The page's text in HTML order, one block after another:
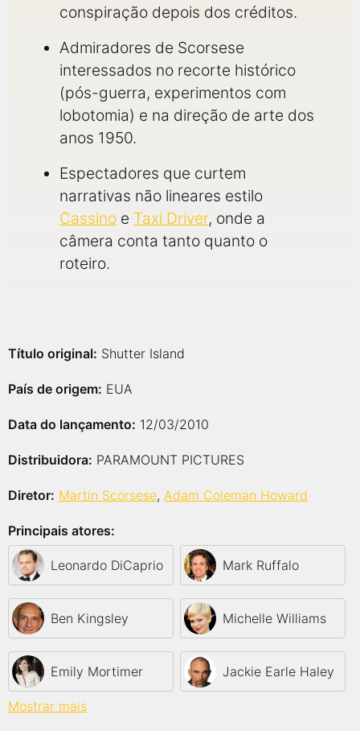
conspiração depois dos créditos.
Admiradores de Scorsese
interessados no recorte histórico
(pós-guerra, experimentos com
lobotomia) e na direção de arte dos
anos 1950.
Espectadores que curtem
narrativas não lineares estilo
Cassino e Taxi Driver, onde a
câmera conta tanto quanto o
roteiro.
Título original: Shutter Island
País de origem: EUA
Data do lançamento: 12/03/2010
Distribuidora: PARAMOUNT PICTURES
Diretor: Martin Scorsese, Adam Coleman Howard
Principais atores:
Leonardo DiCaprio Mark Ruffalo
Ben Kingsley Michelle Williams
Emily Mortimer Jackie Earle Haley
Mostrar mais